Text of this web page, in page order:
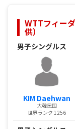
WTTフィー
供）
男子シングルス
KIM Daehwan
大韓民国
世界ランク 1256